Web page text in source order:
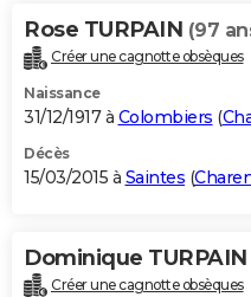
Rose TURPAIN (97
Créer une cagnotte obsèques
Naissance
31/12/1917 à Colombiers (
Décès
15/03/2015 à Saintes (
Dominique TURPAIN
Créer une cagnotte obsèques